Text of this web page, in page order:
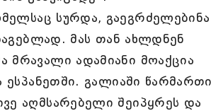
სურდა, გაეგრძელებინა
მას თან ახლდნენ
ადამიანი მოაქცია
გალიაში წარმართი
აღმსარებელი შეიპყრეს და